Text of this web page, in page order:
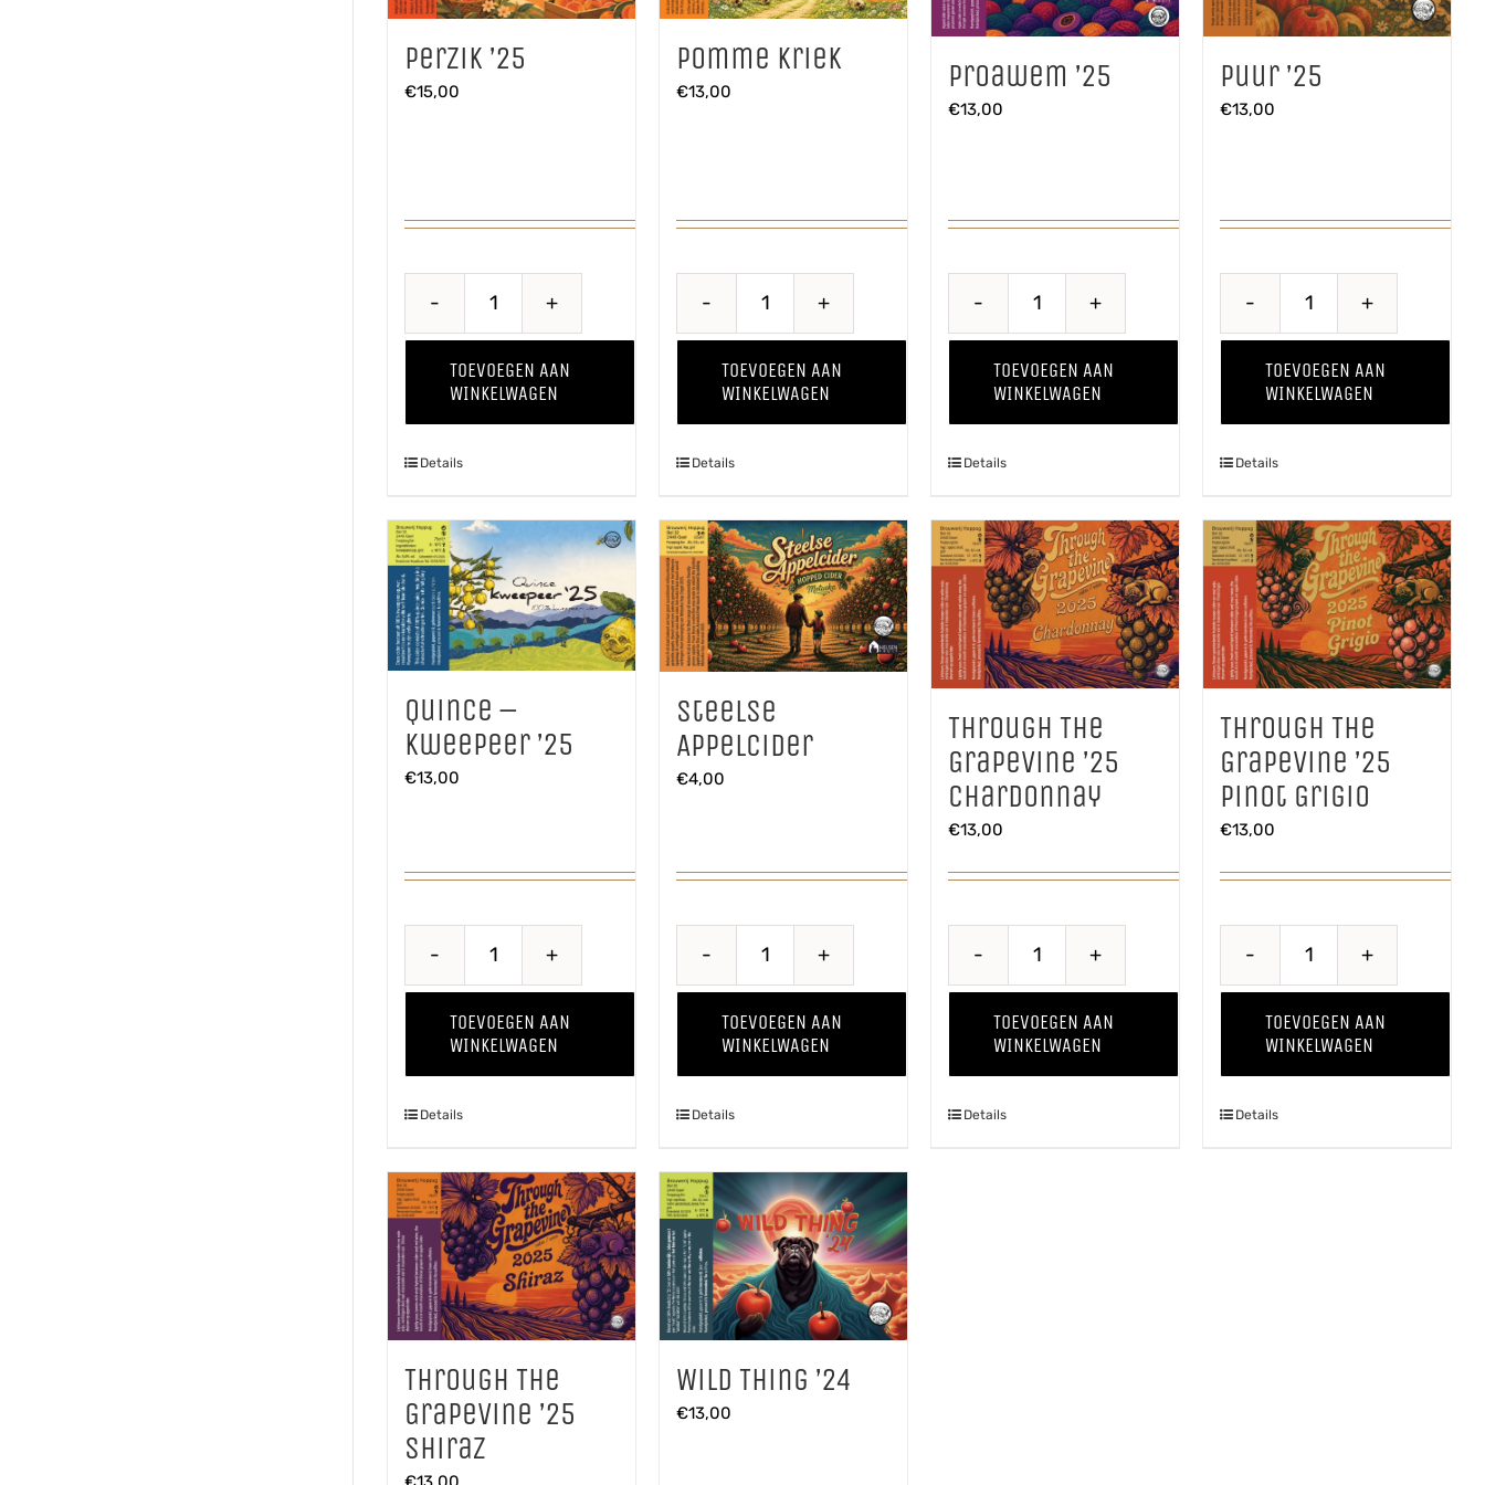
Perzik ’25
€15,00
aantal
TOEVOEGEN AAN
WINKELWAGEN
Details
Pomme Kriek
€13,00
aantal
TOEVOEGEN AAN
WINKELWAGEN
Details
Proawem ’25
€13,00
aantal
TOEVOEGEN AAN
WINKELWAGEN
Details
Puur ’25
€13,00
aantal
TOEVOEGEN AAN
WINKELWAGEN
Details
Quince –
Kweepeer ’25
€13,00
Kweepeer
TOEVOEGEN AAN
WINKELWAGEN
Details
Steelse
Appelcider
€4,00
aantal
TOEVOEGEN AAN
WINKELWAGEN
Details
Through The
Grapevine ’25
Chardonnay
€13,00
Grapevine
TOEVOEGEN AAN
WINKELWAGEN
Details
Through The
Grapevine ’25
Pinot Grigio
€13,00
Grapevine
TOEVOEGEN AAN
WINKELWAGEN
Details
Through The
Grapevine ’25
Shiraz
Wild Thing ’24
€13,00